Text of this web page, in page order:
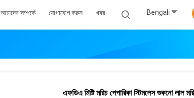
আমাদের সম্পর্কে যোগাযোগ করুন খবর Bengali
এফডিএ মিষ্টি মরিচ পেপারিকা স্টিমলেস শুকনো লাল